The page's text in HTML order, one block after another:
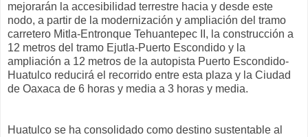
mejorarán la accesibilidad terrestre hacia y desde este
nodo, a partir de la modernización y ampliación del tramo
carretero Mitla-Entronque Tehuantepec II, la construcción a
12 metros del tramo Ejutla-Puerto Escondido y la
ampliación a 12 metros de la autopista Puerto Escondido-
Huatulco reducirá el recorrido entre esta plaza y la Ciudad
de Oaxaca de 6 horas y media a 3 horas y media.
Huatulco se ha consolidado como destino sustentable al